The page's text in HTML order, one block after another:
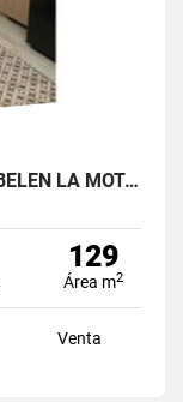
[BV] EN VENTA CASA REFORMADA BELÉN LA MOTA, MEDELLÍN, ANTIOQUIA
129
Área m2
Venta